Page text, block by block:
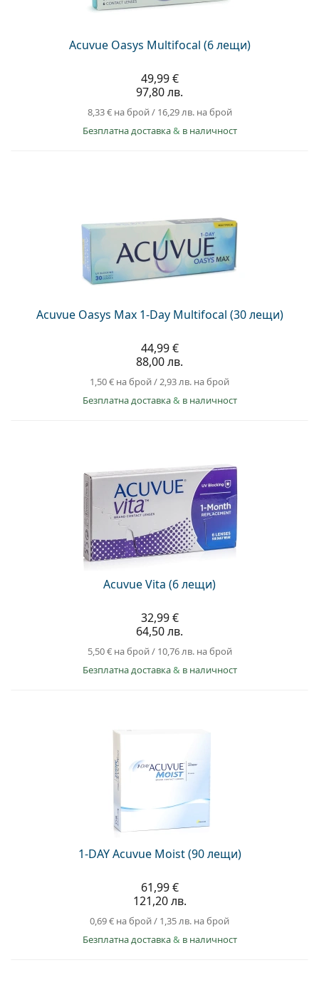
Acuvue Oasys Multifocal (6 лещи)
49,99 €
97,80 лв.
8,33 €на брой/ 16,29 лв.на брой
Безплатна доставка& в наличност
Acuvue Oasys Max 1-Day Multifocal (30 лещи)
44,99 €
88,00 лв.
1,50 € на брой/ 2,93 лв. на брой
Безплатна доставка& в наличност
Acuvue Vita (6 лещи)
32,99 €
64,50 лв.
5,50 €на брой/ 10,76 лв.на брой
Безплатна доставка& в наличност
1-DAY Acuvue Moist (90 лещи)
61,99 €
121,20 лв.
0,69 € на брой/ 1,35 лв. на брой
Безплатна доставка& в наличност